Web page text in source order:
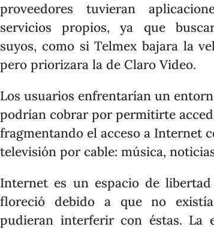
proveedores tuvieran
servicios propios, ya que
suyos, como si Telmex bajara la
pero priorizara la de Claro Video.
Los usuarios enfrentarían un
podrían cobrar por permitirte
fragmentando el acceso a Internet
televisión por cable: música,
Internet es un espacio de
floreció debido a que no
pudieran interferir con éstas. La